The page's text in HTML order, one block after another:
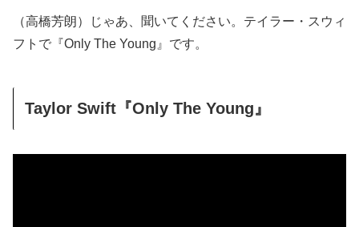
（高橋芳朗）じゃあ、聞いてください。テイラー・スウィ
フトで『Only The Young』です。
Taylor Swift『Only The Young』